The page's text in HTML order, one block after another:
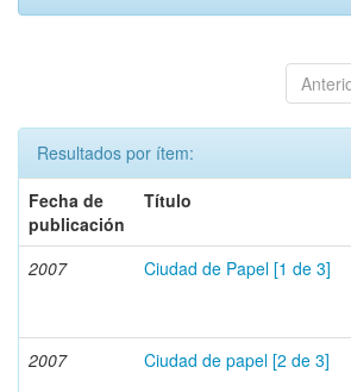
Resultados por ítem:
Fecha de
publicación
Título
2007 Ciudad de Papel [1 de 3]
2007
Ciudad de papel [2 de 3]